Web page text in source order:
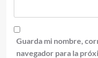
Guarda mi nombre,
navegador para la